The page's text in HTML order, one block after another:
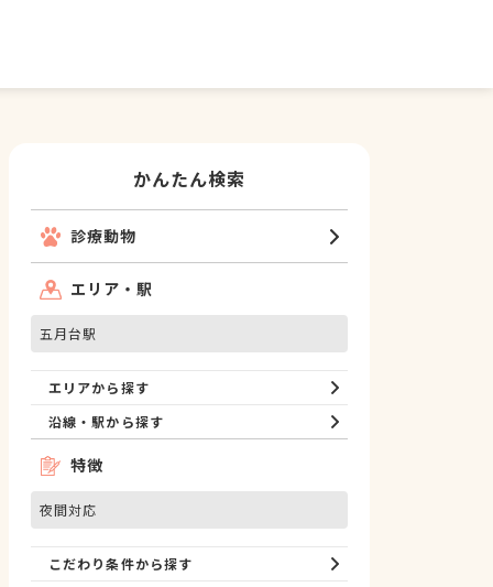
かんたん検索
診療動物
エリア・駅
五月台駅
エリアから探す
沿線・駅から探す
特徴
夜間対応
こだわり条件から探す